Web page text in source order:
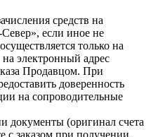
средств на
если иное не
только на
электронный адрес
Продавцом. При
доверенность
на сопроводительные
документы (оригинал счета
с заказом при получении.